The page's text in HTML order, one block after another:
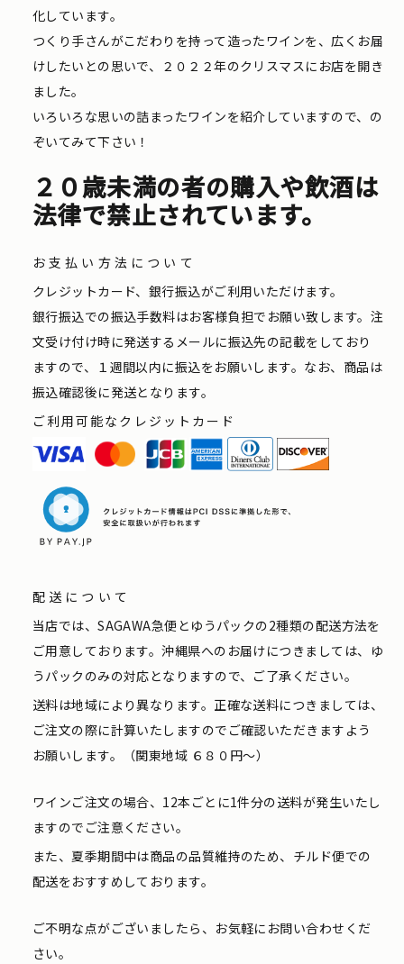
化しています。
つくり手さんがこだわりを持って造ったワインを、広くお届
けしたいとの思いで、２０２２年のクリスマスにお店を開き
ました。
いろいろな思いの詰まったワインを紹介していますので、の
ぞいてみて下さい！
２０歳未満の者の購入や飲酒は
法律で禁止されています。
お支払い方法について
クレジットカード、銀行振込がご利用いただけます。
銀行振込での振込手数料はお客様負担でお願い致します。注
文受け付け時に発送するメールに振込先の記載をしており
ますので、１週間以内に振込をお願いします。なお、商品は
振込確認後に発送となります。
ご利用可能なクレジットカード
配送について
当店では、SAGAWA急便とゆうパックの2種類の配送方法を
ご用意しております。沖縄県へのお届けにつきましては、ゆ
うパックのみの対応となりますので、ご了承ください。
送料は地域により異なります。正確な送料につきましては、
ご注文の際に計算いたしますのでご確認いただきますよう
お願いします。（関東地域 ６８０円〜）
ワインご注文の場合、12本ごとに1件分の送料が発生いたし
ますのでご注意ください。
また、夏季期間中は商品の品質維持のため、チルド便での
配送をおすすめしております。
ご不明な点がございましたら、お気軽にお問い合わせくだ
さい。